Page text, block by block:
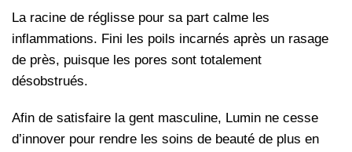
La racine de réglisse pour sa part calme les
inflammations. Fini les poils incarnés après un rasage
de près, puisque les pores sont totalement
désobstrués.
Afin de satisfaire la gent masculine, Lumin ne cesse
d’innover pour rendre les soins de beauté de plus en